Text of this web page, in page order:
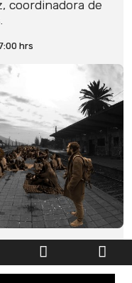
coordinadora de
hrs